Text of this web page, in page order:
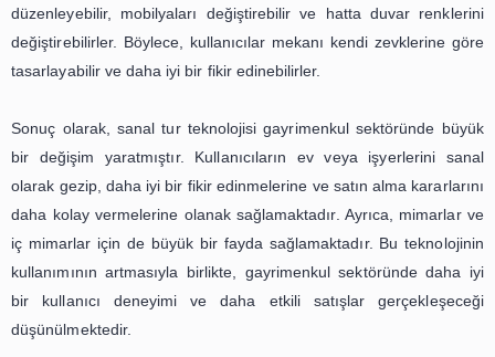
sektöründe yeni bir pazarlama aracı olarak
bir teknolojidir. Kullanıcıların mülkleri sanal olarak
olanak sağlamaktadır. Bu da, kullanıcı deneyimini
potansiyel alıcıların daha bilinçli bir karar vermesine
olmaktadır. Bu nedenle, gayrimenkul sektöründe
şirketlerin, arşivlerde interaktif sanal turu kullanarak,
stratejilerini güçlendirmeleri ve müşteri memnuniyetini
önerilmektedir.